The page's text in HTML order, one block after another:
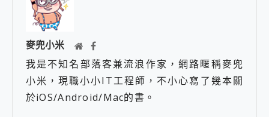
麥兜小米
我是不知名部落客兼流浪作家，網路暱稱麥兜
小米，現職小小IT工程師，不小心寫了幾本關
於iOS/Android/Mac的書。